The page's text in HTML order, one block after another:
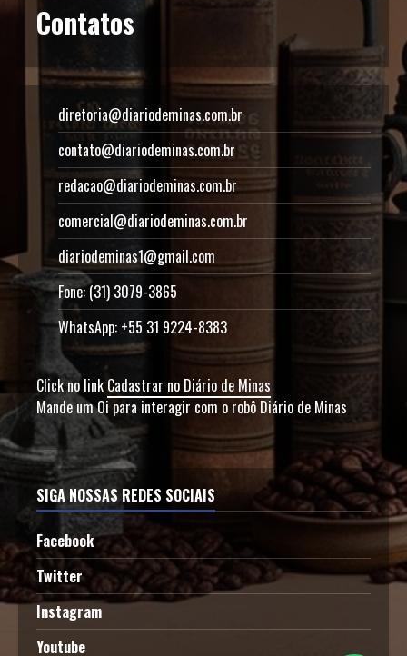
Contatos
diretoria@diariodeminas.com.br
contato@diariodeminas.com.br
redacao@diariodeminas.com.br
comercial@diariodeminas.com.br
diariodeminas1@gmail.com
Fone: (31) 3079-3865
WhatsApp: +55 31 9224-8383
Click no link Cadastrar no Diário de Minas
Mande um Oi para interagir com o robô Diário de Minas
SIGA NOSSAS REDES SOCIAIS
Facebook
Twitter
Instagram
Youtube